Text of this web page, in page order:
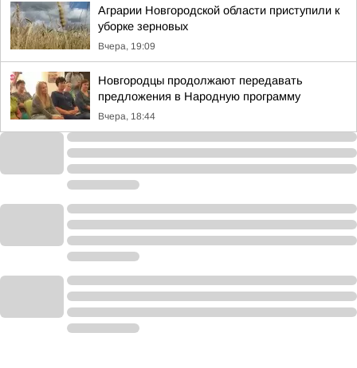
Аграрии Новгородской области приступили к
уборке зерновых
Вчера, 19:09
Новгородцы продолжают передавать
предложения в Народную программу
Вчера, 18:44